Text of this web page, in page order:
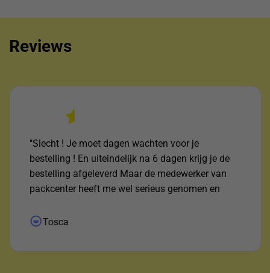
Reviews
"Slecht ! Je moet dagen wachten voor je
bestelling ! En uiteindelijk na 6 dagen krijg je de
bestelling afgeleverd Maar de medewerker van
packcenter heeft me wel serieus genomen en
dank !"
Tosca